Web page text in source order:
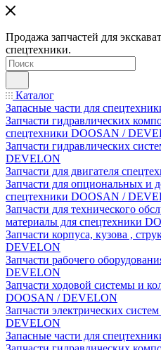
Продажа запчастей для
спецтехники.
Каталог
Запасные части для
Запчасти гидравлических
спецтехники DOOSAN /
Запчасти гидравлических
DEVELON
Запчасти для двигателя
Запчасти для опциональных и
спецтехники DOOSAN /
Запчасти для технического
материалы для спецтехники
Запчасти корпуса, кузова ,
DEVELON
Запчасти рабочего
DEVELON
Запчасти ходовой системы и
DOOSAN / DEVELON
Запчасти электрических
DEVELON
Запасные части для